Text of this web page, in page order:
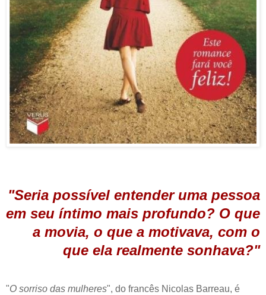
"Seria possível entender uma pessoa
em seu íntimo mais profundo? O que
a movia, o que a motivava, com o
que ela realmente sonhava?"
"O sorriso das mulheres", do francês Nicolas Barreau, é